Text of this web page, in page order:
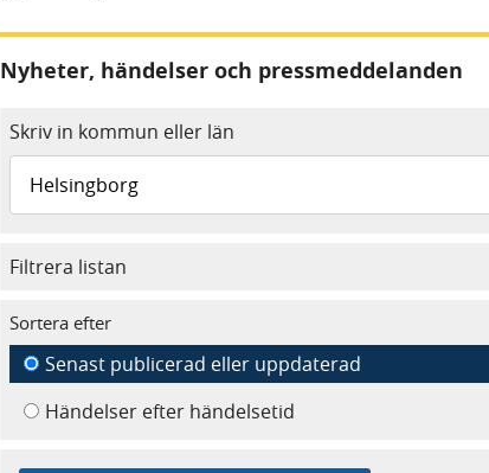
Nyheter, händelser och pressmeddelanden
Skriv in kommun eller län
Filtrera listan
Sortera efter
Senast publicerad eller uppdaterad
Händelser efter händelsetid